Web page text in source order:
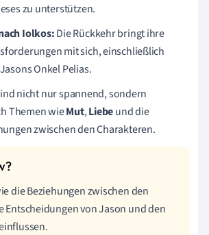
zu unterstützen.
Iolkos:Die Rückkehr bringt ihre
mit sich, einschließlich
Onkel Pelias.
nicht nur spannend, sondern
Themen wieMut,Liebeund die
zwischen den Charakteren.
die Beziehungen zwischen den
Entscheidungen von Jason und den